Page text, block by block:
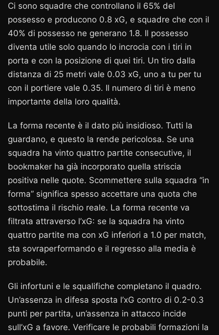
Ci sono squadre che controllano il 65% del
possesso e producono 0.8 xG, e squadre che con il
40% di possesso ne generano 1.8. Il possesso
diventa utile solo quando lo incrocia con i tiri in
porta e con la posizione di quei tiri. Un tiro dalla
distanza di 25 metri vale 0.03 xG, uno a tu per tu
con il portiere vale 0.35. Il numero di tiri è meno
importante della loro qualità.
La forma recente è il dato più insidioso. Tutti la
guardano, e questo la rende pericolosa. Se una
squadra ha vinto quattro partite consecutive, il
bookmaker ha già incorporato quella striscia
positiva nelle quote. Scommettere sulla squadra “in
forma” significa spesso accettare una quota che
sottostima il rischio reale. La forma recente va
filtrata attraverso l’xG: se la squadra ha vinto
quattro partite ma con xG inferiori a 1.0 per match,
sta sovraperformando e il regresso alla media è
probabile.
Gli infortuni e le squalifiche completano il quadro.
Un’assenza in difesa sposta l’xG contro di 0.2-0.3
punti per partita, un’assenza in attacco incide
sull’xG a favore. Verificare le probabili formazioni la